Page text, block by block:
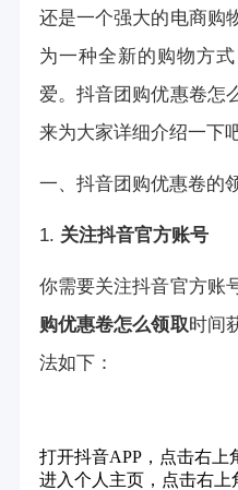
还是一个强大的电商购
为一种全新的购物方
爱。抖音团购优惠卷怎
来为大家详细介绍一下
一、抖音团购优惠卷的
1. 关注抖音官方账号
你需要关注抖音官方账
购优惠卷怎么领取时间
法如下：
打开抖音APP，点击右上
进入个人主页，点击右上